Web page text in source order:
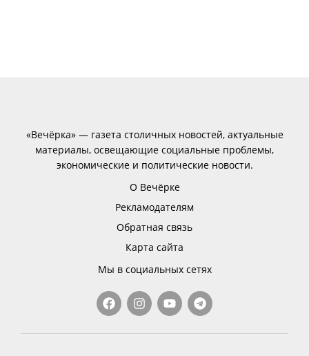
«Вечёрка» — газета столичных новостей, актуальные
материалы, освещающие социальные проблемы,
экономические и политические новости.
О Вечёрке
Рекламодателям
Обратная связь
Карта сайта
Мы в социальных сетях